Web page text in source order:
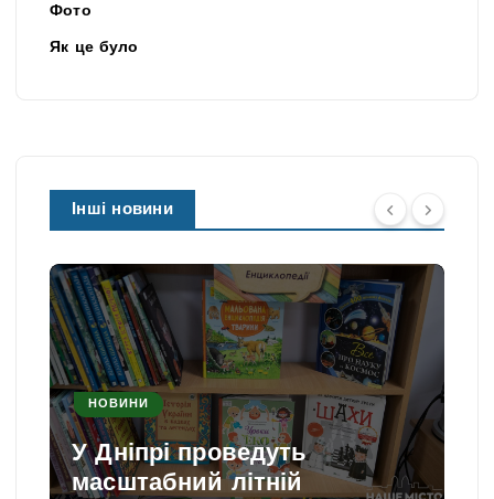
Фото
Як це було
Інші новини
НОВИНИ
У Дніпрі проведуть
масштабний літній